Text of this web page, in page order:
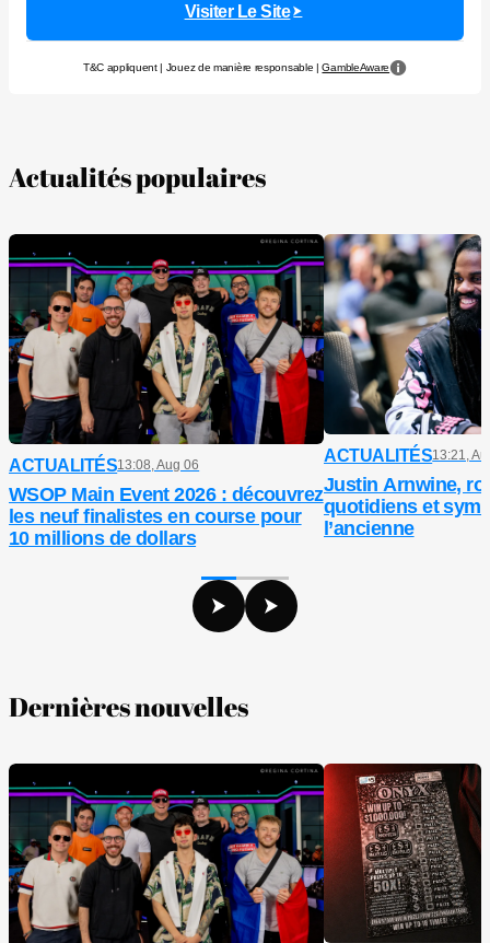
Visiter Le Site
T&C appliquent | Jouez de manière responsable |GambleAware
Actualités populaires
ACTUALITÉS13:08, Aug 06
WSOP Main Event 2026 : découvrez
les neuf finalistes en course pour
10 millions de dollars
ACTUALITÉS13:21,
Justin Arnwine,
quotidiens et
l’ancienne
Dernières nouvelles